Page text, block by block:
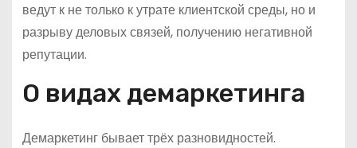
ведут к не только к утрате клиентской среды, но и
разрыву деловых связей, получению негативной
репутации.
О видах демаркетинга
Демаркетинг бывает трёх разновидностей.